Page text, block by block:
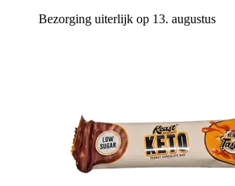
Bezorging uiterlijk op 13. augustus